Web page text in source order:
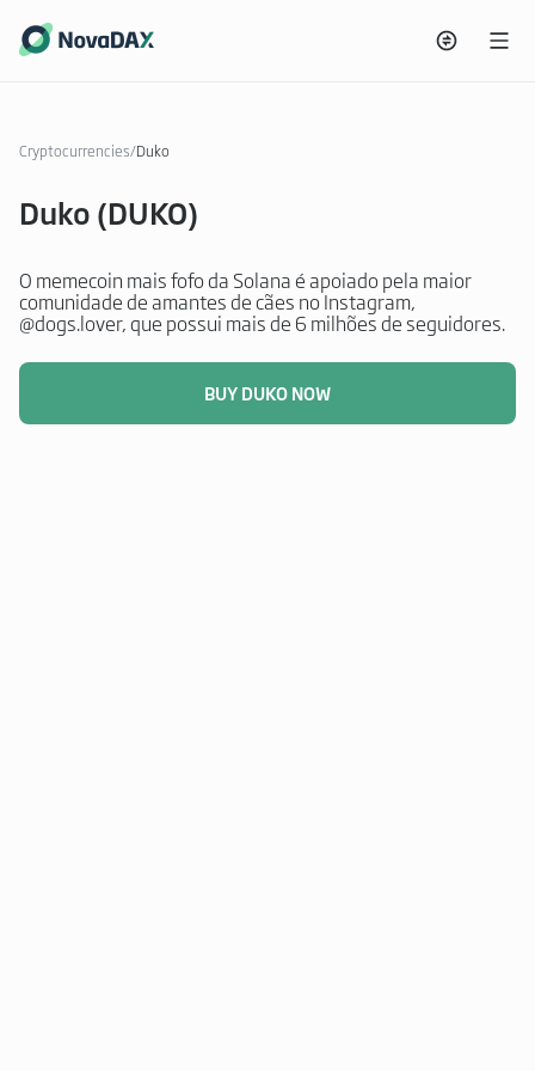
Cryptocurrencies/Duko
Duko (DUKO)
O memecoin mais fofo da Solana é apoiado pela maior
comunidade de amantes de cães no Instagram,
@dogs.lover, que possui mais de 6 milhões de seguidores.
BUY DUKO NOW